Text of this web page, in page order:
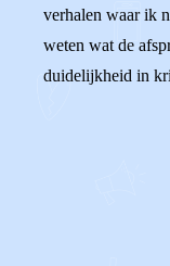
verhalen waar ik
weten wat de
duidelijkheid in